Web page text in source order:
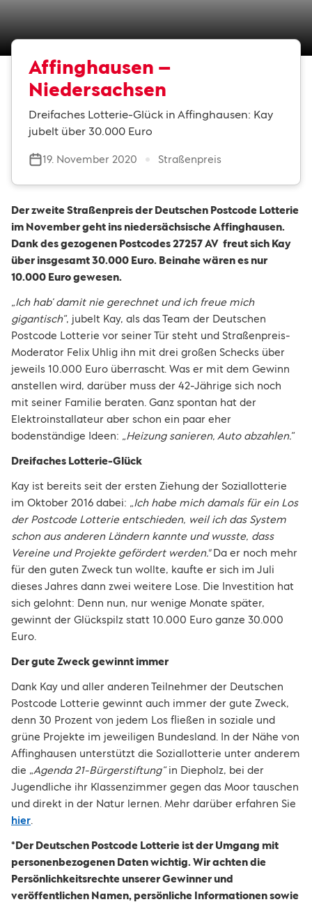
Affinghausen –
Niedersachsen
Dreifaches Lotterie-Glück in Affinghausen: Kay
jubelt über 30.000 Euro
19. November 2020 Straßenpreis
Der zweite Straßenpreis der Deutschen Postcode Lotterie
im November geht ins niedersächsische Affinghausen.
Dank des gezogenen Postcodes 27257 AV freut sich Kay
über insgesamt 30.000 Euro. Beinahe wären es nur
10.000 Euro gewesen.
„Ich hab‘ damit nie gerechnet und ich freue mich
gigantisch“, jubelt Kay, als das Team der Deutschen
Postcode Lotterie vor seiner Tür steht und Straßenpreis-
Moderator Felix Uhlig ihn mit drei großen Schecks über
jeweils 10.000 Euro überrascht. Was er mit dem Gewinn
anstellen wird, darüber muss der 42-Jährige sich noch
mit seiner Familie beraten. Ganz spontan hat der
Elektroinstallateur aber schon ein paar eher
bodenständige Ideen: „Heizung sanieren, Auto abzahlen.“
Dreifaches Lotterie-Glück
Kay ist bereits seit der ersten Ziehung der Soziallotterie
im Oktober 2016 dabei: „Ich habe mich damals für ein Los
der Postcode Lotterie entschieden, weil ich das System
schon aus anderen Ländern kannte und wusste, dass
Vereine und Projekte gefördert werden."Da er noch mehr
für den guten Zweck tun wollte, kaufte er sich im Juli
dieses Jahres dann zwei weitere Lose. Die Investition hat
sich gelohnt: Denn nun, nur wenige Monate später,
gewinnt der Glückspilz statt 10.000 Euro ganze 30.000
Euro.
Der gute Zweck gewinnt immer
Dank Kay und aller anderen Teilnehmer der Deutschen
Postcode Lotterie gewinnt auch immer der gute Zweck,
denn 30 Prozent von jedem Los fließen in soziale und
grüne Projekte im jeweiligen Bundesland. In der Nähe von
Affinghausen unterstützt die Soziallotterie unter anderem
die „Agenda 21-Bürgerstiftung“in Diepholz, bei der
Jugendliche ihr Klassenzimmer gegen das Moor tauschen
und direkt in der Natur lernen. Mehr darüber erfahren Sie
hier.
*Der Deutschen Postcode Lotterie ist der Umgang mit
personenbezogenen Daten wichtig. Wir achten die
Persönlichkeitsrechte unserer Gewinner und
veröffentlichen Namen, persönliche Informationen sowie